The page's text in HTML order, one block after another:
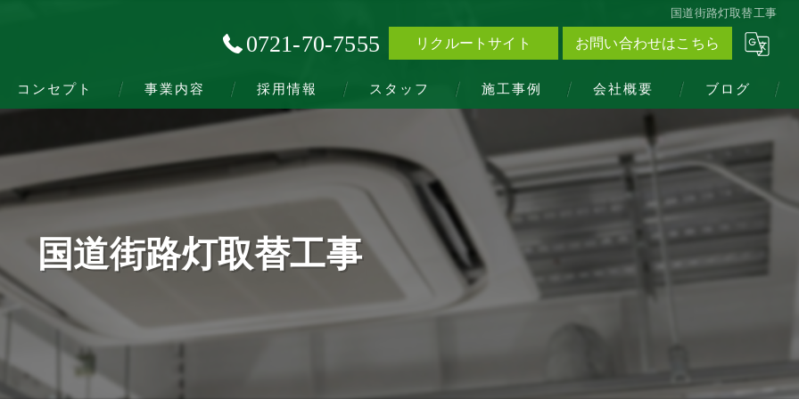
国道街路灯取替工事
0721-70-7555 リクルートサイト お問い合わせはこちら
コンセプト 事業内容 採用情報 スタッフ 施工事例 会社概要 ブログ
国道街路灯取替工事